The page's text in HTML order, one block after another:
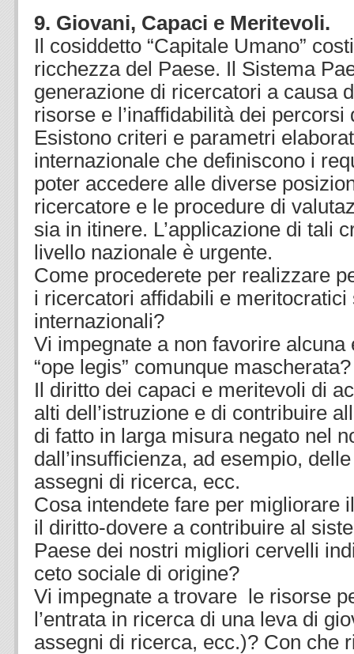
9. Giovani, Capaci e Meritevoli.
Il cosiddetto “Capitale Umano”
ricchezza del Paese. Il Sistema
generazione di ricercatori a causa
risorse e l’inaffidabilità dei percorsi
Esistono criteri e parametri
internazionale che definiscono i
poter accedere alle diverse
ricercatore e le procedure di
sia in itinere. L’applicazione di tali
livello nazionale è urgente.
Come procederete per realizzare
i ricercatori affidabili e meritocratici
internazionali?
Vi impegnate a non favorire alcuna
“ope legis” comunque mascherata?
Il diritto dei capaci e meritevoli di
alti dell’istruzione e di contribuire
di fatto in larga misura negato nel
dall’insufficienza, ad esempio,
assegni di ricerca, ecc.
Cosa intendete fare per migliorare
il diritto-dovere a contribuire al
Paese dei nostri migliori cervelli
ceto sociale di origine?
Vi impegnate a trovare le risorse
l’entrata in ricerca di una leva di
assegni di ricerca, ecc.)? Con che